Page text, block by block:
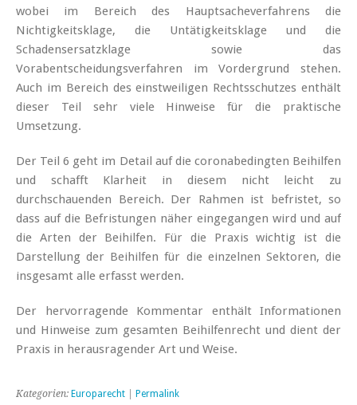
wobei im Bereich des Hauptsacheverfahrens die
Nichtigkeitsklage, die Untätigkeitsklage und die
Schadensersatzklage sowie das
Vorabentscheidungsverfahren im Vordergrund stehen.
Auch im Bereich des einstweiligen Rechtsschutzes enthält
dieser Teil sehr viele Hinweise für die praktische
Umsetzung.
Der Teil 6 geht im Detail auf die coronabedingten Beihilfen
und schafft Klarheit in diesem nicht leicht zu
durchschauenden Bereich. Der Rahmen ist befristet, so
dass auf die Befristungen näher eingegangen wird und auf
die Arten der Beihilfen. Für die Praxis wichtig ist die
Darstellung der Beihilfen für die einzelnen Sektoren, die
insgesamt alle erfasst werden.
Der hervorragende Kommentar enthält Informationen
und Hinweise zum gesamten Beihilfenrecht und dient der
Praxis in herausragender Art und Weise.
Kategorien: Europarecht Permalink